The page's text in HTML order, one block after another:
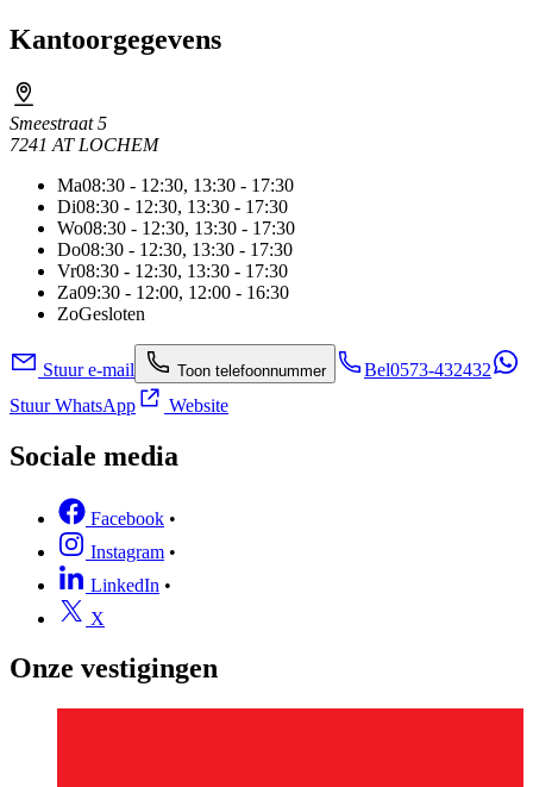
Kantoorgegevens
Smeestraat 5
7241 AT LOCHEM
Ma08:30 - 12:30, 13:30 - 17:30
Di08:30 - 12:30, 13:30 - 17:30
Wo08:30 - 12:30, 13:30 - 17:30
Do08:30 - 12:30, 13:30 - 17:30
Vr08:30 - 12:30, 13:30 - 17:30
Za09:30 - 12:00, 12:00 - 16:30
ZoGesloten
Stuur e-mail Toon telefoonnummer Bel0573-432432
Stuur WhatsApp
Website
Sociale media
Facebook •
Instagram •
LinkedIn •
X
Onze vestigingen